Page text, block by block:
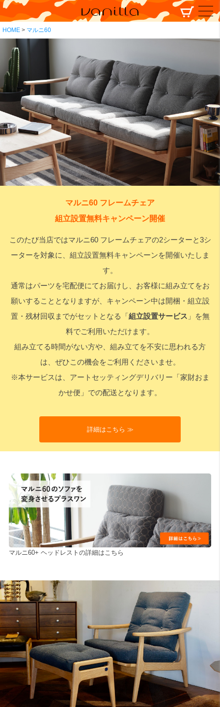
HOME マルニ60
マルニ60 フレームチェア
組立設置無料キャンペーン開催
このたび当店ではマルニ60 フレームチェアの2シーターと3シ
ーターを対象に、組立設置無料キャンペーンを開催いたしま
す。
通常はパーツを宅配便にてお届けし、お客様に組み立てをお
願いすることとなりますが、キャンペーン中は開梱・組立設
置・残材回収までがセットとなる「組立設置サービス 」を無
料でご利用いただけます。
組み立てる時間がない方や、組み立てを不安に思われる方
は、ぜひこの機会をご利用くださいませ。
※本サービスは、アートセッティングデリバリー「家財おま
かせ便」での配送となります。
詳細はこちら ≫
マルニ60+ ヘッドレストの詳細はこちら